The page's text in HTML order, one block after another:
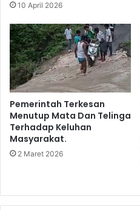
10 April 2026
Pemerintah Terkesan
Menutup Mata Dan Telinga
Terhadap Keluhan
Masyarakat.
2 Maret 2026